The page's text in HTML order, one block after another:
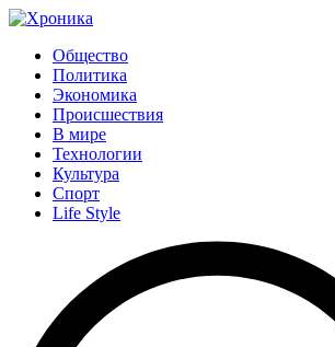
Общество
Политика
Экономика
Происшествия
В мире
Технологии
Культура
Спорт
Life Style